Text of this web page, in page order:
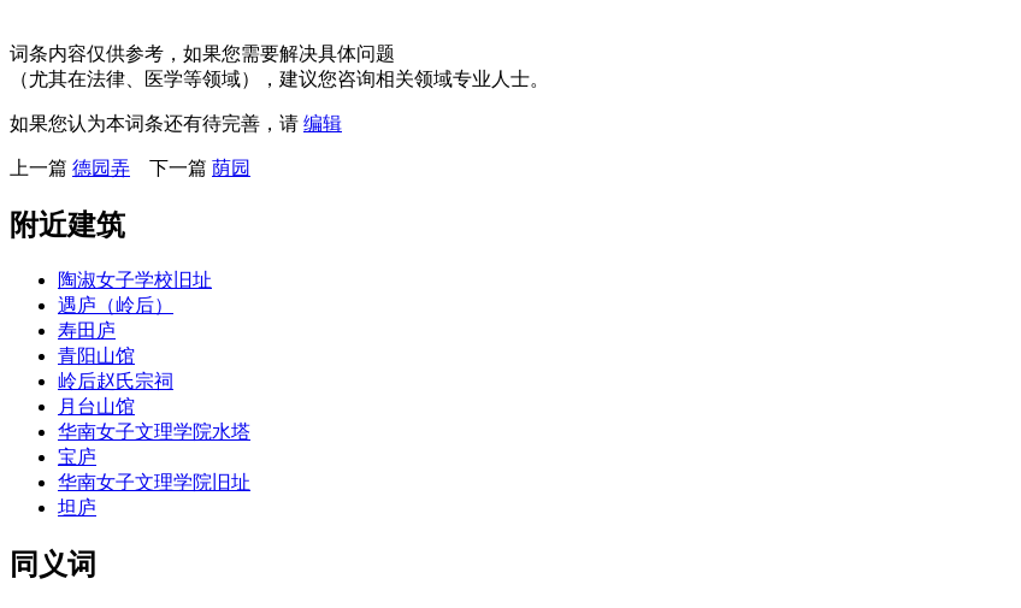
词条内容仅供参考，如果您需要解决具体问题
（尤其在法律、医学等领域），建议您咨询相关领域专业人士。
如果您认为本词条还有待完善，请 编辑
上一篇 德园弄 下一篇 荫园
附近建筑
陶淑女子学校旧址
遇庐（岭后）
寿田庐
青阳山馆
岭后赵氏宗祠
月台山馆
华南女子文理学院水塔
宝庐
华南女子文理学院旧址
坦庐
同义词